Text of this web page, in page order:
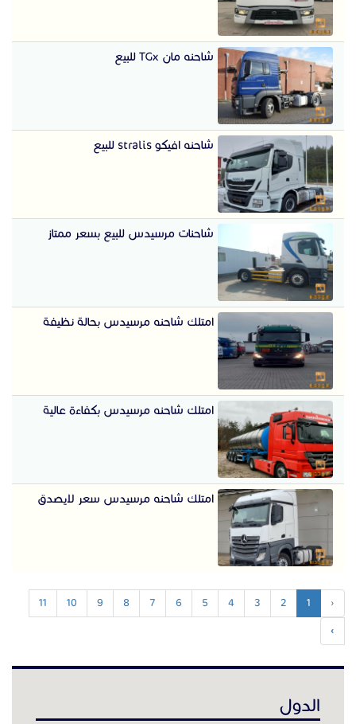
شاحنه مان TGx للبيع
شاحنه افيكو stralis للبيع
شاحنات مرسيدس للبيع بسعر ممتاز
امتلك شاحنه مرسيدس بحالة نظيفة
امتلك شاحنه مرسيدس بكفاءة عالية
امتلك شاحنه مرسيدس سعر لايصدق
‹
1
2
3
4
5
6
7
8
9
10
11
›
الدول